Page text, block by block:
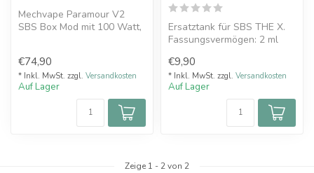
Mechvape Paramour V2
SBS Box Mod mit 100 Watt,
€74,90
* Inkl. MwSt. zzgl. Versandkosten
Auf Lager
Ersatztank für SBS THE X.
Fassungsvermögen: 2 ml
€9,90
* Inkl. MwSt. zzgl. Versandkosten
Auf Lager
Zeige 1 - 2von 2